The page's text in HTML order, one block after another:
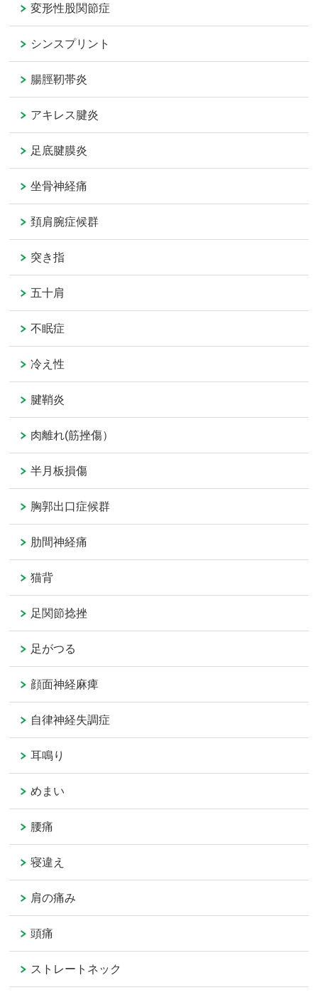
変形性股関節症
シンスプリント
腸脛靭帯炎
アキレス腱炎
足底腱膜炎
坐骨神経痛
頚肩腕症候群
突き指
五十肩
不眠症
冷え性
腱鞘炎
肉離れ(筋挫傷）
半月板損傷
胸郭出口症候群
肋間神経痛
猫背
足関節捻挫
足がつる
顔面神経麻痺
自律神経失調症
耳鳴り
めまい
腰痛
寝違え
肩の痛み
頭痛
ストレートネック